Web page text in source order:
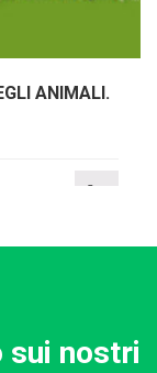
ANIMALI.
sui nostri